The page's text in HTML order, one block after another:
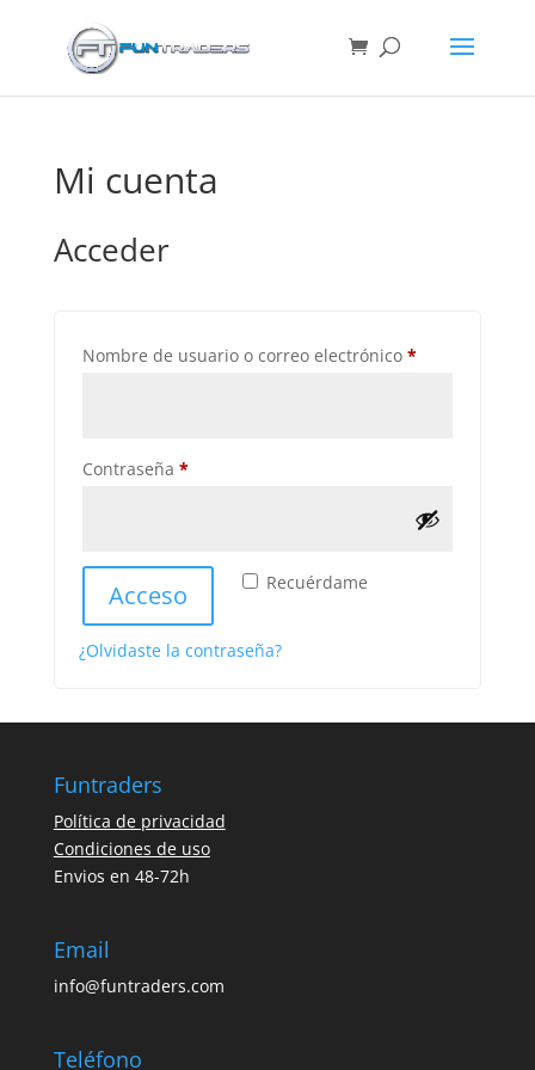
Mi cuenta
Acceder
Nombre de usuario o correo electrónico *Obligatorio
Contraseña *Obligatorio
Recuérdame
Acceso
¿Olvidaste la contraseña?
Funtraders
Política de privacidad
Condiciones de uso
Envios en 48-72h
Email
info@funtraders.com
Teléfono